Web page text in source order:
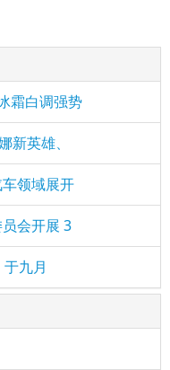
霜白调强势
新英雄、
领域展开
会开展 3
九月